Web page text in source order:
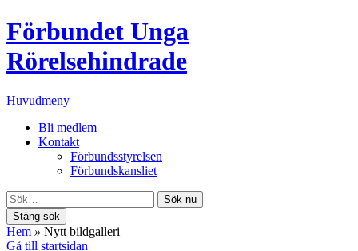
Förbundet Unga
Rörelsehindrade
Huvudmeny
Bli medlem
Kontakt
Förbundsstyrelsen
Förbundskansliet
Sök nu
Stäng sök
Hem » Nytt bildgalleri
Gå till startsidan